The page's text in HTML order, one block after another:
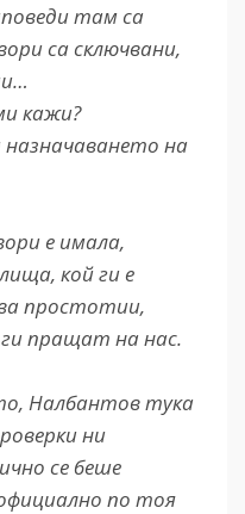
там са
са сключвани,
кажи?
на
е имала,
кой ги е
простотии,
пращат на нас.
Налбантов тука
ни
се беше
по тоя